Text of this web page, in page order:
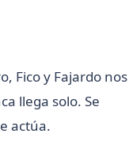
Fico y Fajardo nos
llega solo. Se
actúa.